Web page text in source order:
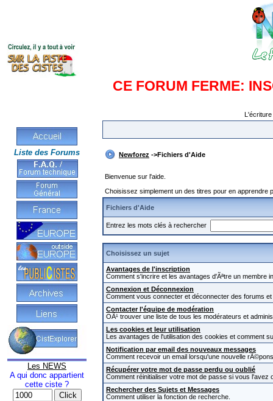
CE FORUM FERME:
Liste des Forums
Les NEWS
A qui donc appartient
cette ciste ?
Newforez ->Fichiers d'Aide
Bienvenue sur l'aide.
Choisissez simplement un des titres pour en
Fichiers d'Aide
Entrez les mots clés à rechercher
Choisissez un sujet
Avantages de l'inscription
Comment s'incrire et les avantages d'Ãªtre un membre
Connexion et Déconnexion
Comment vous connecter et déconnecter des forums
Contacter l'équipe de modération
OÃ¹ trouver une liste de tous les modérateurs et
Les cookies et leur utilisation
Les avantages de l'utilisation des cookies et comment
Notification par email des nouveaux messages
Comment recevoir un email lorsqu'une nouvelle
Récupérer votre mot de passe perdu ou oublié
Comment réinitialiser votre mot de passe si vous l'avez
Rechercher des Sujets et Messages
Comment utiliser la fonction de recherche.